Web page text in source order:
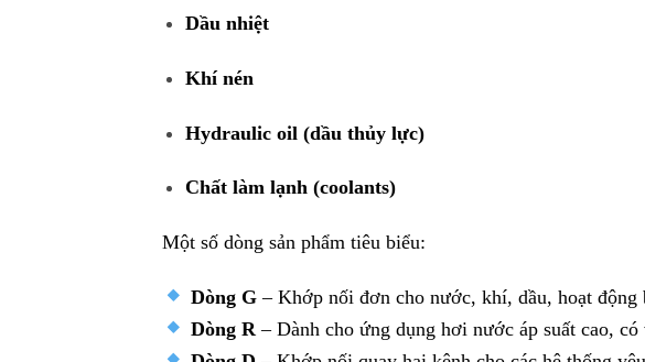
Dầu nhiệt
Khí nén
Hydraulic oil (dầu thủy lực)
Chất làm lạnh (coolants)
Một số dòng sản phẩm tiêu biểu:
Dòng G– Khớp nối đơn cho nước, khí, dầu, hoạt động
Dòng R – Dành cho ứng dụng hơi nước áp suất cao,